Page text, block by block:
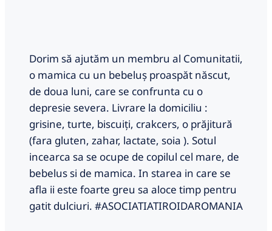
Dorim să ajutăm un membru al Comunitatii,
o mamica cu un bebeluș proaspăt născut,
de doua luni, care se confrunta cu o
depresie severa. Livrare la domiciliu :
grisine, turte, biscuiți, crakcers, o prăjitură
(fara gluten, zahar, lactate, soia ). Sotul
incearca sa se ocupe de copilul cel mare, de
bebelus si de mamica. In starea in care se
afla ii este foarte greu sa aloce timp pentru
gatit dulciuri. #ASOCIATIATIROIDAROMANIA